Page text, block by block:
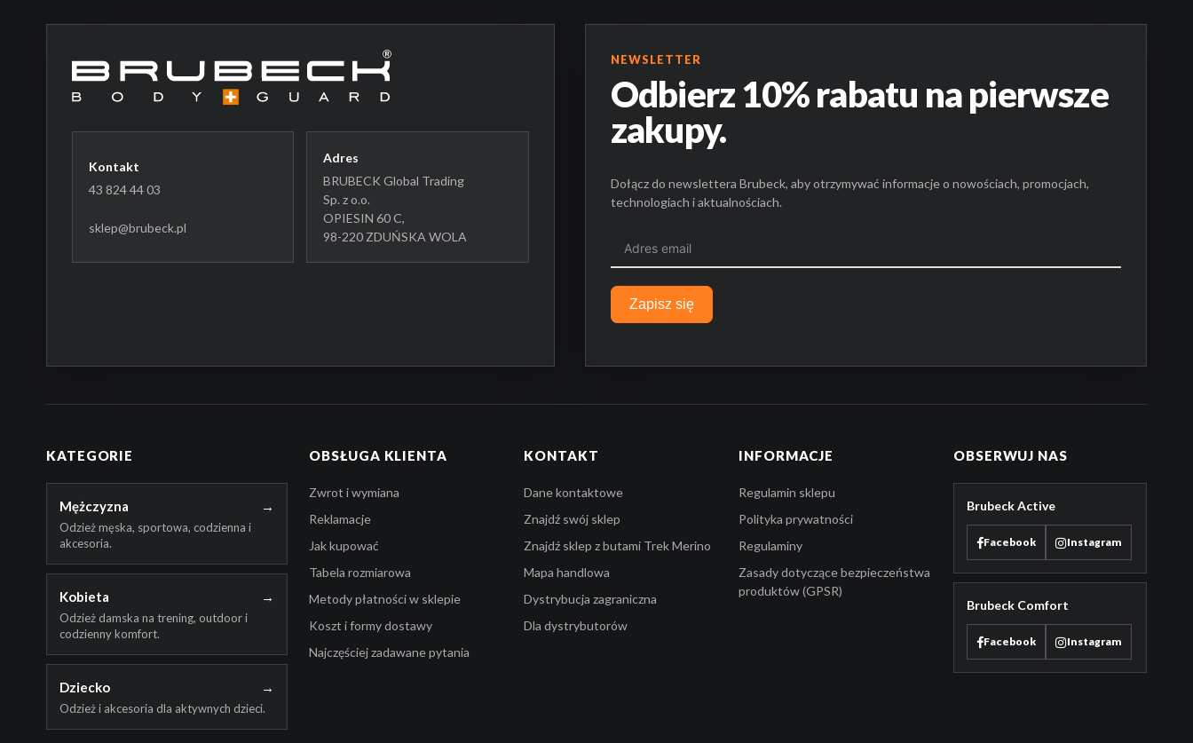
Kontakt
43 824 44 03
sklep@brubeck.pl
Adres
BRUBECK Global Trading
Sp. z o.o.
OPIESIN 60 C,
98-220 ZDUŃSKA WOLA
NEWSLETTER
Odbierz 10% rabatu na pierwsze
zakupy.
Dołącz do newslettera Brubeck, aby otrzymywać informacje o nowościach, promocjach,
technologiach i aktualnościach.
Zapisz się
KATEGORIE
Mężczyzna →
Odzież męska, sportowa, codzienna i
akcesoria.
Kobieta →
Odzież damska na trening, outdoor i
codzienny komfort.
Dziecko →
Odzież i akcesoria dla aktywnych dzieci.
OBSŁUGA KLIENTA
Zwrot i wymiana
Reklamacje
Jak kupować
Tabela rozmiarowa
Metody płatności w sklepie
Koszt i formy dostawy
Najczęściej zadawane pytania
KONTAKT
Dane kontaktowe
Znajdź swój sklep
Znajdź sklep z butami Trek Merino
Mapa handlowa
Dystrybucja zagraniczna
Dla dystrybutorów
INFORMACJE
Regulamin sklepu
Polityka prywatności
Regulaminy
Zasady dotyczące bezpieczeństwa
produktów (GPSR)
OBSERWUJ NAS
Brubeck Active
Facebook Instagram
Brubeck Comfort
Facebook Instagram